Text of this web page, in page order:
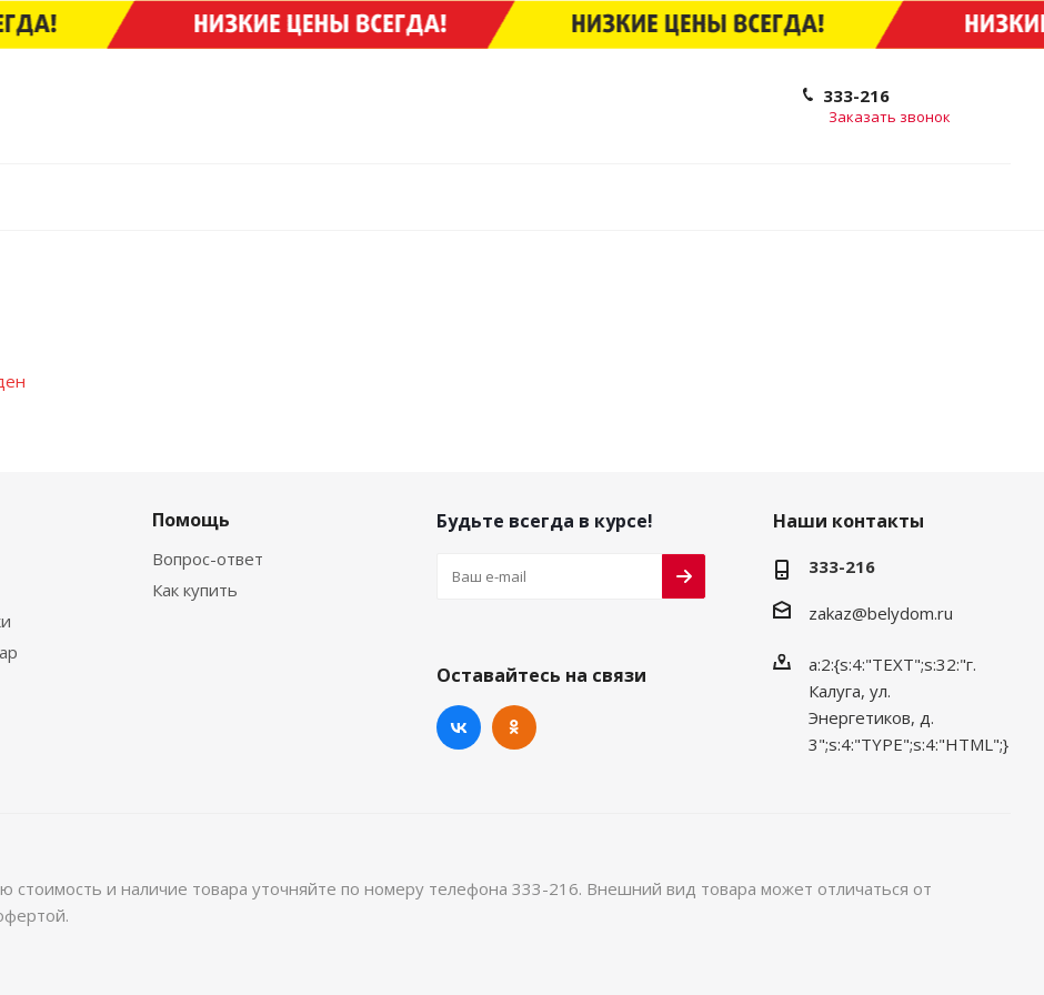
333-216
Заказать звонок
Помощь
Вопрос-ответ
Как купить
Будьте всегда в курсе!
Оставайтесь на связи
Наши контакты
333-216
zakaz@belydom.ru
a:2:{s:4:"TEXT";s:32:"г.
Калуга, ул.
Энергетиков, д.
3";s:4:"TYPE";s:4:"HTML";}
стоимость и наличие товара уточняйте по номеру телефона 333-216. Внешний вид товара может отличаться от